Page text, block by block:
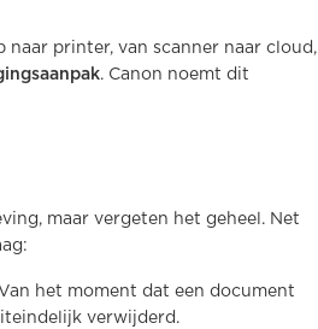
printer, van scanner naar cloud,
. Canon noemt dit
maar vergeten het geheel. Net
het moment dat een document
verwijderd.